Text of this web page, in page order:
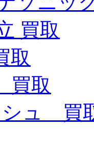
買取
取
取
シュ 買